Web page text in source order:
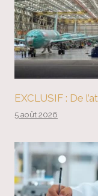
EXCLUSIF : De
5 août 2026